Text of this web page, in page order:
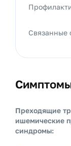
Преходящие
ишемические
синдромы:
Связанные